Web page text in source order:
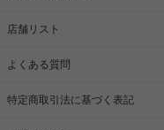
店舗リスト
よくある質問
特定商取引法に基づく表記